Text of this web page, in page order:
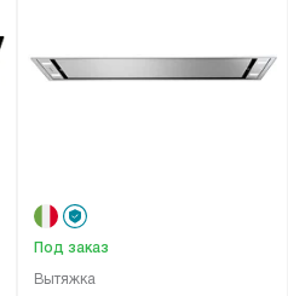
Вытяжка
Под заказ